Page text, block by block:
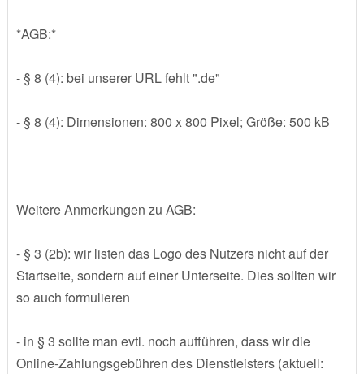
*AGB:*
- § 8 (4): bei unserer URL fehlt ".de"
- § 8 (4): Dimensionen: 800 x 800 Pixel; Größe: 500 kB
Weitere Anmerkungen zu AGB:
- § 3 (2b): wir listen das Logo des Nutzers nicht auf der
Startseite, sondern auf einer Unterseite. Dies sollten wir
so auch formulieren
- in § 3 sollte man evtl. noch aufführen, dass wir die
Online-Zahlungsgebühren des Dienstleisters (aktuell: